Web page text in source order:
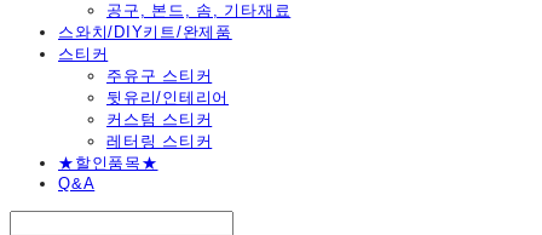
공구, 본드, 솜, 기타재료
스와치/DIY키트/완제품
스티커
주유구 스티커
뒷유리/인테리어
커스텀 스티커
레터링 스티커
★할인품목★
Q&A